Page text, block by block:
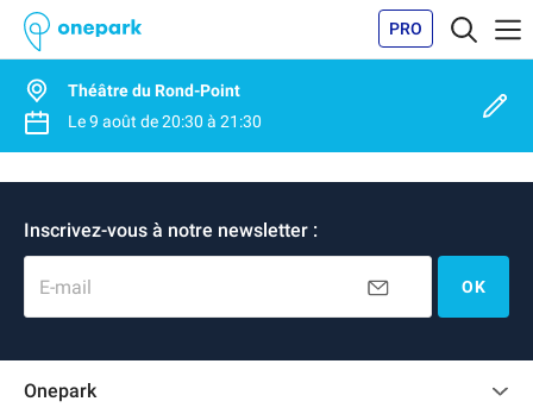
PRO
Théâtre du Rond-Point
Le9 août de20:30 à 21:30
Inscrivez-vous à notre newsletter :
E-mail OK
Onepark